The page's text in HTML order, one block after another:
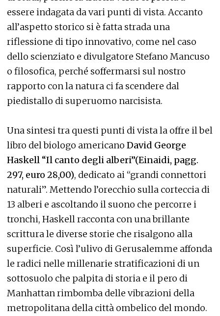
essere indagata da vari punti di vista. Accanto
all’aspetto storico si è fatta strada una
riflessione di tipo innovativo, come nel caso
dello scienziato e divulgatore Stefano Mancuso
o filosofica, perché soffermarsi sul nostro
rapporto con la natura ci fa scendere dal
piedistallo di superuomo narcisista.
Una sintesi tra questi punti di vista la offre il bel
libro del biologo americano David George
Haskell “Il canto degli alberi”(Einaidi, pagg.
297, euro 28,00), dedicato ai “grandi connettori
naturali”. Mettendo l’orecchio sulla corteccia di
13 alberi e ascoltando il suono che percorre i
tronchi, Haskell racconta con una brillante
scrittura le diverse storie che risalgono alla
superficie. Così l’ulivo di Gerusalemme affonda
le radici nelle millenarie stratificazioni di un
sottosuolo che palpita di storia e il pero di
Manhattan rimbomba delle vibrazioni della
metropolitana della città ombelico del mondo.